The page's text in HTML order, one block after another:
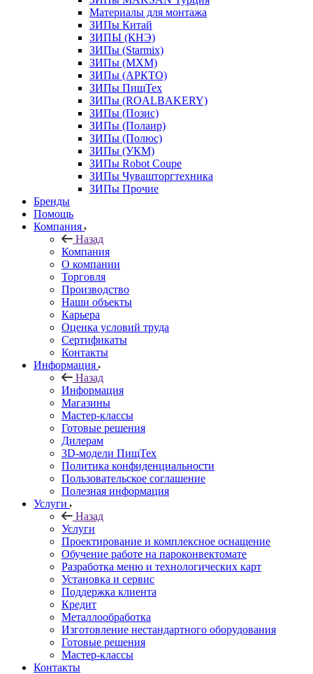
Материалы для монтажа
ЗИПы Китай
ЗИПЫ (КНЭ)
ЗИПы (Starmix)
ЗИПы (МХМ)
ЗИПы (АРКТО)
ЗИПы ПищТех
ЗИПы (ROALBAKERY)
ЗИПы (Позис)
ЗИПы (Полаир)
ЗИПы (Полюс)
ЗИПы (УКМ)
ЗИПы Robot Coupe
ЗИПы Чувашторгтехника
ЗИПы Прочие
Бренды
Помощь
Компания
Назад
Компания
О компании
Торговля
Производство
Наши объекты
Карьера
Оценка условий труда
Сертификаты
Контакты
Информация
Назад
Информация
Магазины
Мастер-классы
Готовые решения
Дилерам
3D-модели ПищТех
Политика конфиденциальности
Пользовательское соглашение
Полезная информация
Услуги
Назад
Услуги
Проектирование и комплексное оснащение
Обучение работе на пароконвектомате
Разработка меню и технологических карт
Установка и сервис
Поддержка клиента
Кредит
Металлообработка
Изготовление нестандартного оборудования
Готовые решения
Мастер-классы
Контакты